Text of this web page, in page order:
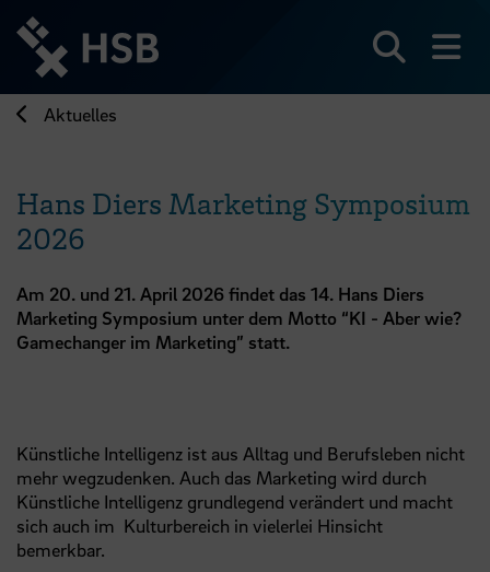
zum
Seiteninhalt
springen
Aktuelles
Hans Diers Marketing Symposium
2026
Am 20. und 21. April 2026 findet das 14. Hans Diers
Marketing Symposium unter dem Motto “KI - Aber wie?
Gamechanger im Marketing” statt.
Künstliche Intelligenz ist aus Alltag und Berufsleben nicht
mehr wegzudenken. Auch das Marketing wird durch
Künstliche Intelligenz grundlegend verändert und macht
sich auch im Kulturbereich in vielerlei Hinsicht
bemerkbar.